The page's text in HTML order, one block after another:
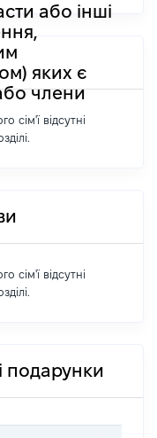
або інші
яких є
члени
сім'ї відсутні
сім'ї відсутні
подарунки